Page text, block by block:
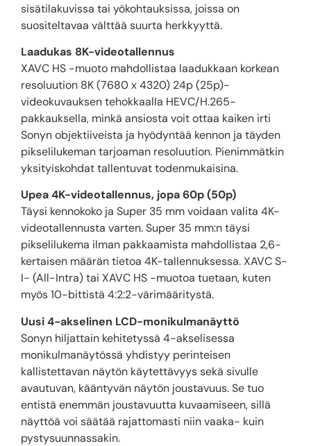
sisätilakuvissa tai yökohtauksissa, joissa on
suositeltavaa välttää suurta herkkyyttä.
Laadukas 8K-videotallennus
XAVC HS -muoto mahdollistaa laadukkaan korkean
resoluution 8K (7680 x 4320) 24p (25p)-
videokuvauksen tehokkaalla HEVC/H.265-
pakkauksella, minkä ansiosta voit ottaa kaiken irti
Sonyn objektiiveista ja hyödyntää kennon ja täyden
pikselilukeman tarjoaman resoluution. Pienimmätkin
yksityiskohdat tallentuvat todenmukaisina.
Upea 4K-videotallennus, jopa 60p (50p)
Täysi kennokoko ja Super 35 mm voidaan valita 4K-
videotallennusta varten. Super 35 mm:n täysi
pikselilukema ilman pakkaamista mahdollistaa 2,6-
kertaisen määrän tietoa 4K-tallennuksessa. XAVC S-
I- (All-Intra) tai XAVC HS -muotoa tuetaan, kuten
myös 10-bittistä 4:2:2-värimääritystä.
Uusi 4-akselinen LCD-monikulmanäyttö
Sonyn hiljattain kehitetyssä 4-akselisessa
monikulmanäytössä yhdistyy perinteisen
kallistettavan näytön käytettävyys sekä sivulle
avautuvan, kääntyvän näytön joustavuus. Se tuo
entistä enemmän joustavuutta kuvaamiseen, sillä
näyttöä voi säätää rajattomasti niin vaaka- kuin
pystysuunnassakin.